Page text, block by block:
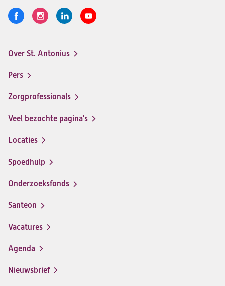
Volg
Logo
een
ziekenhuis
op
Logo
een
op
Logo
een
op
Logo
menu
Over St. Antonius
Pers
Zorgprofessionals
Veel bezochte pagina's
Locaties
Spoedhulp
Onderzoeksfonds
Santeon
(opent
in
nieuwe
Vacatures
(opent
in
nieuwe
Agenda
Nieuwsbrief